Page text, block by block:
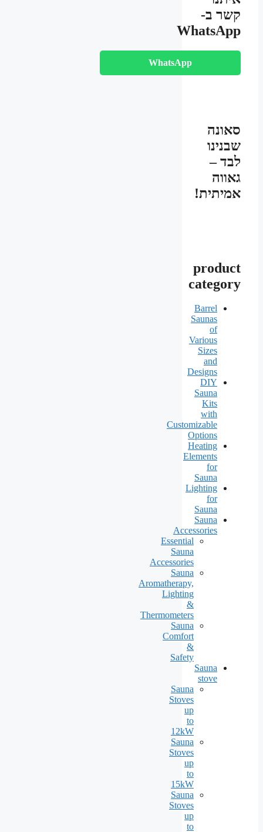
קשר ב-
WhatsApp
WhatsApp
סאונה
שבנינו
לבד –
גאווה
אמיתית!
product
category
Barrel
Saunas
of
Various
Sizes
and
Designs
DIY
Sauna
Kits
with
Customizable
Options
Heating
Elements
for
Sauna
Lighting
for
Sauna
Sauna
Accessories
Essential
Sauna
Accessories
Sauna
Aromatherapy,
Lighting
&
Thermometers
Sauna
Comfort
&
Safety
Sauna
stove
Sauna
Stoves
up
to
12kW
Sauna
Stoves
up
to
15kW
Sauna
Stoves
up
to